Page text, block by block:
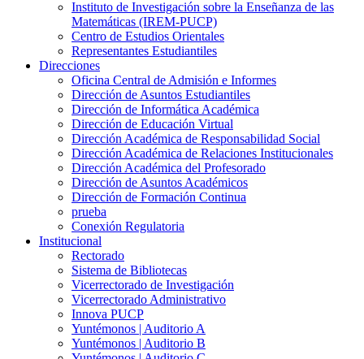
Instituto de Investigación sobre la Enseñanza de las
Matemáticas (IREM-PUCP)
Centro de Estudios Orientales
Representantes Estudiantiles
Direcciones
Oficina Central de Admisión e Informes
Dirección de Asuntos Estudiantiles
Dirección de Informática Académica
Dirección de Educación Virtual
Dirección Académica de Responsabilidad Social
Dirección Académica de Relaciones Institucionales
Dirección Académica del Profesorado
Dirección de Asuntos Académicos
Dirección de Formación Continua
prueba
Conexión Regulatoria
Institucional
Rectorado
Sistema de Bibliotecas
Vicerrectorado de Investigación
Vicerrectorado Administrativo
Innova PUCP
Yuntémonos | Auditorio A
Yuntémonos | Auditorio B